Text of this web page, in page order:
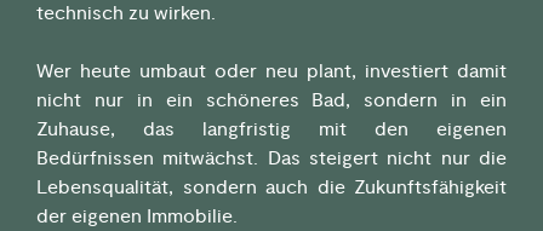
technisch zu wirken.
Wer heute umbaut oder neu plant, investiert damit
nicht nur in ein schöneres Bad, sondern in ein
Zuhause, das langfristig mit den eigenen
Bedürfnissen mitwächst. Das steigert nicht nur die
Lebensqualität, sondern auch die Zukunftsfähigkeit
der eigenen Immobilie.